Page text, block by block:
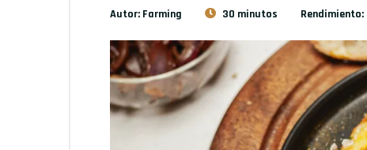
Autor: Farming 30 minutos